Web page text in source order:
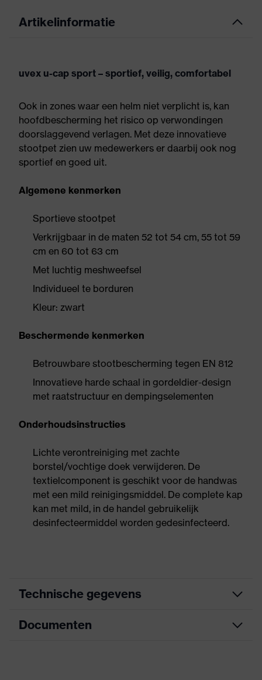
Artikelinformatie
uvex u-cap sport – sportief, veilig, comfortabel
Ook in zones waar een helm niet verplicht is, kan
hoofdbescherming het risico op verwondingen
doorslaggevend verlagen. Met deze innovatieve
stootpet zien uw medewerkers er daarbij ook nog
sportief en goed uit.
Algemene kenmerken
Sportieve stootpet
Verkrijgbaar in de maten 52 tot 54 cm, 55 tot 59
cm en 60 tot 63 cm
Met luchtig meshweefsel
Individueel te borduren
Kleur: zwart
Beschermende kenmerken
Betrouwbare stootbescherming tegen EN 812
Innovatieve harde schaal in gordeldier-design
met raatstructuur en dempingselementen
Onderhoudsinstructies
Lichte verontreiniging met zachte
borstel/vochtige doek verwijderen. De
textielcomponent is geschikt voor de handwas
met een mild reinigingsmiddel. De complete kap
kan met mild, in de handel gebruikelijk
desinfecteermiddel worden gedesinfecteerd.
Technische gegevens
Zoek kleur
Documenten